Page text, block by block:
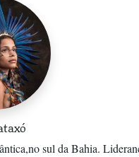
sul da Bahia.